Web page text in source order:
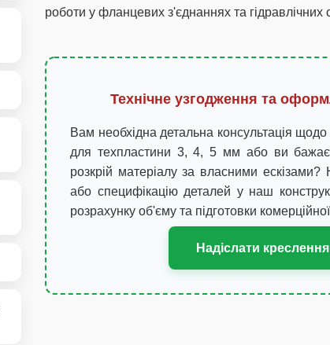
роботи у фланцевих з'єднаннях та гідравлічних
Технічне узгодження та
Вам необхідна детальна консультація щодо
для техпластини 3, 4, 5 мм або ви
розкрій матеріалу за власними ескізами?
або специфікацію деталей у наш
розрахунку об'єму та підготовки
Надіслати